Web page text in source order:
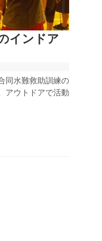
インドア
同水難救助訓練の
アウトドアで活動